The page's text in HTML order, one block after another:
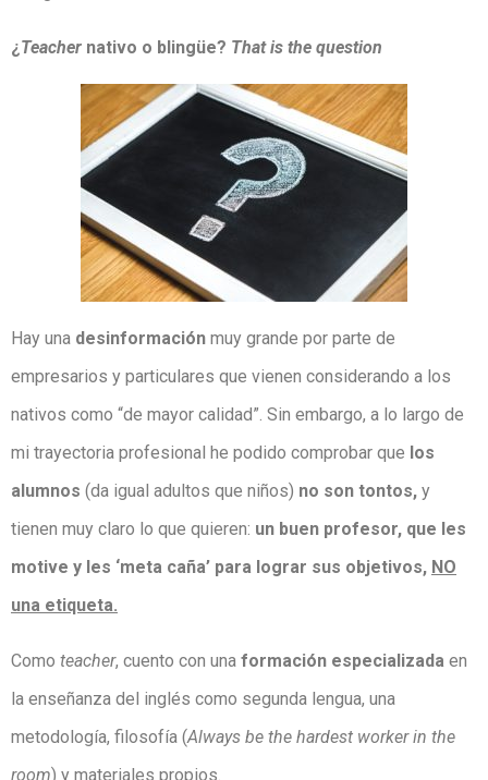
¿Teacher nativo o blingüe? That is the question
Hay una desinformación muy grande por parte de
empresarios y particulares que vienen considerando a los
nativos como “de mayor calidad”. Sin embargo, a lo largo de
mi trayectoria profesional he podido comprobar que los
alumnos (da igual adultos que niños) no son tontos, y
tienen muy claro lo que quieren: un buen profesor, que les
motive y les ‘meta caña’ para lograr sus objetivos, NO
una etiqueta.
Como teacher, cuento con una formación especializada en
la enseñanza del inglés como segunda lengua, una
metodología, filosofía (Always be the hardest worker in the
room) y materiales propios.